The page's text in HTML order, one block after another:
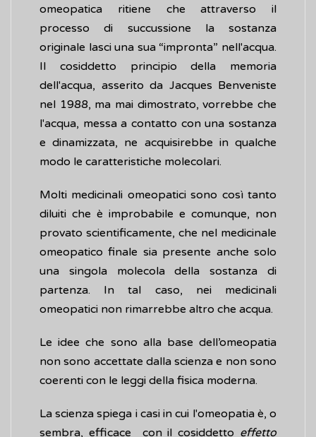
omeopatica ritiene che attraverso il
processo di succussione la sostanza
originale lasci una sua “impronta” nell'acqua.
Il cosiddetto principio della memoria
dell'acqua, asserito da Jacques Benveniste
nel 1988, ma mai dimostrato, vorrebbe che
l'acqua, messa a contatto con una sostanza
e dinamizzata, ne acquisirebbe in qualche
modo le caratteristiche molecolari.
Molti medicinali omeopatici sono così tanto
diluiti che è improbabile e comunque, non
provato scientificamente, che nel medicinale
omeopatico finale sia presente anche solo
una singola molecola della sostanza di
partenza. In tal caso, nei medicinali
omeopatici non rimarrebbe altro che acqua.
Le idee che sono alla base dell’omeopatia
non sono accettate dalla scienza e non sono
coerenti con le leggi della fisica moderna.
La scienza spiega i casi in cui l'omeopatia è, o
sembra, efficace con il cosiddetto effetto